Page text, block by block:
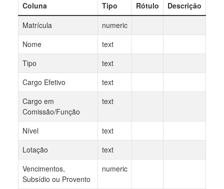
Coluna Tipo Rótulo
Descrição
Matrícula
numeric
Nome
text
Tipo
text
Cargo Efetivo
text
Cargo em
Comissão/Função
text
Nível
text
Lotação
text
Vencimentos,
Subsídio ou Provento
numeric